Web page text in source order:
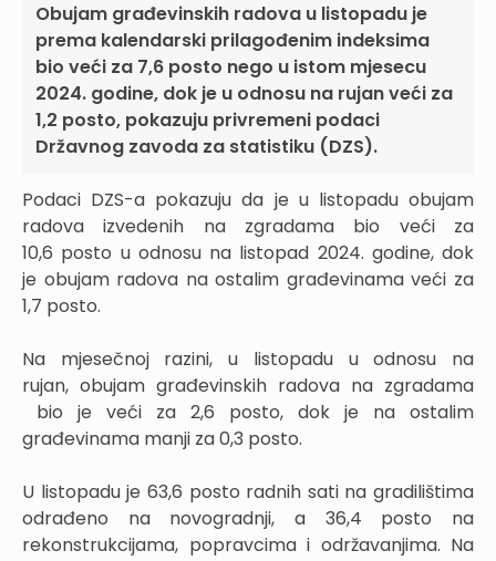
Obujam građevinskih radova u listopadu je
prema kalendarski prilagođenim indeksima
bio veći za 7,6 posto nego u istom mjesecu
2024. godine, dok je u odnosu na rujan veći za
1,2 posto, pokazuju privremeni podaci
Državnog zavoda za statistiku (DZS).
Podaci DZS-a pokazuju da je u listopadu obujam
radova izvedenih na zgradama bio veći za
10,6 posto u odnosu na listopad 2024. godine, dok
je obujam radova na ostalim građevinama veći za
1,7 posto.
Na mjesečnoj razini, u listopadu u odnosu na
rujan, obujam građevinskih radova na zgradama
bio je veći za 2,6 posto, dok je na ostalim
građevinama manji za 0,3 posto.
U listopadu je 63,6 posto radnih sati na gradilištima
odrađeno na novogradnji, a 36,4 posto na
rekonstrukcijama, popravcima i održavanjima. Na